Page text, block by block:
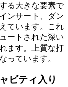
る大きな要素で
ンサート、ダン
ています。これ
ートされた深い
ます。上質な打
っています。
ビティ入り